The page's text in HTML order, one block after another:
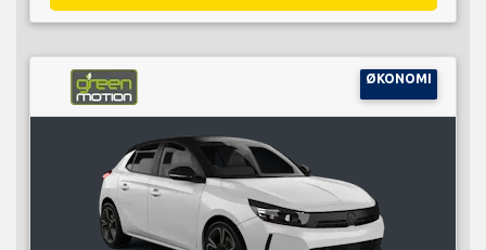
ØKONOMI